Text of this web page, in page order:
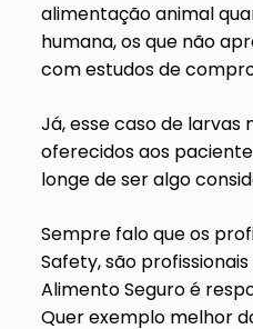
alimentação animal
humana, os que não
com estudos de
Já, esse caso de larvas
oferecidos aos
longe de ser algo
Sempre falo que os
Safety, são
Alimento Seguro é
Quer exemplo melhor